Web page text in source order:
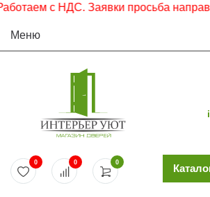
с НДС. Заявки просьба направлять
Меню
0
0 0